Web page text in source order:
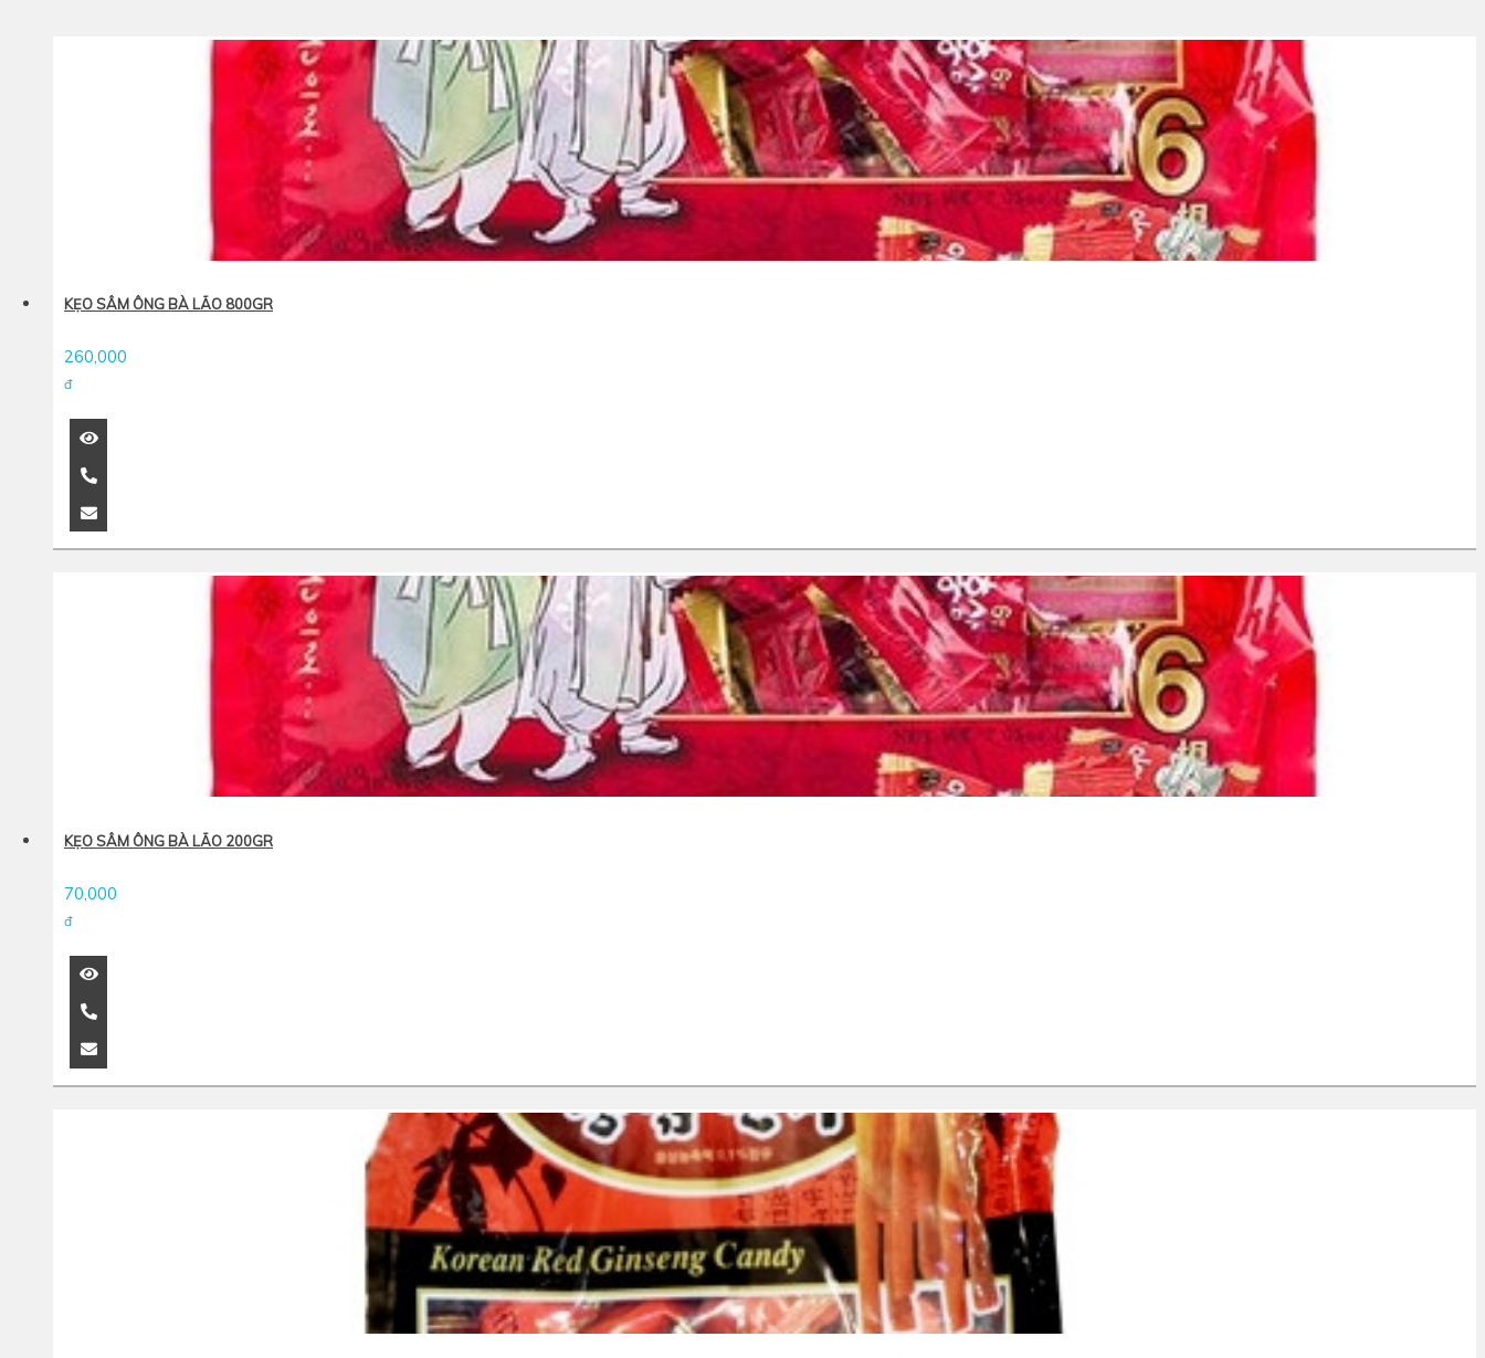
KẸO SÂM ÔNG BÀ LÃO 800GR
260,000
đ
KẸO SÂM ÔNG BÀ LÃO 200GR
70,000
đ